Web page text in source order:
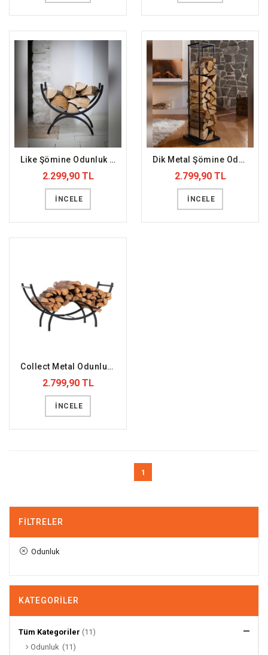
Like Şömine Odunluk (DFFODN4)
2.299,90 TL
İNCELE
Dik Metal Şömine Odunluk (DFFODN3)
2.799,90 TL
İNCELE
Collect Metal Odunluk (DFFODN2)
2.799,90 TL
İNCELE
1
FILTRELER
Odunluk
KATEGORILER
Tüm Kategoriler (11)
Odunluk (11)